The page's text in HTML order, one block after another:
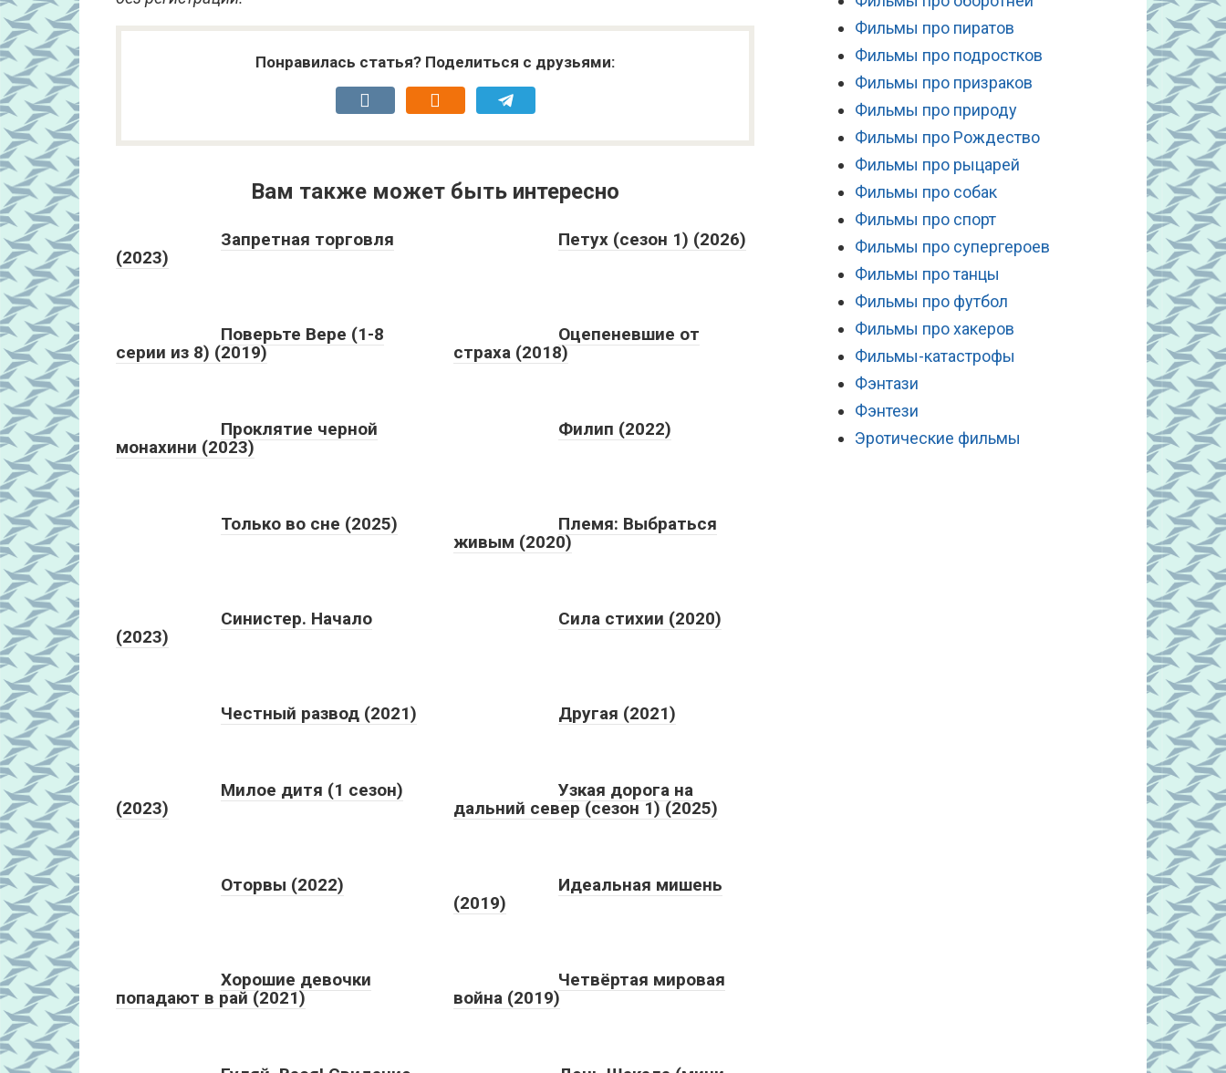
Понравилась статья? Поделиться с друзьями:
Вам также может быть интересно
Запретная торговля
(2023)
Петух (сезон 1) (2026)
Поверьте Вере (1-8
серии из 8) (2019)
Оцепеневшие от
страха (2018)
Проклятие черной
монахини (2023)
Филип (2022)
Только во сне (2025)
Племя: Выбраться
живым (2020)
Синистер. Начало
(2023)
Сила стихии (2020)
Честный развод (2021) Другая (2021)
Милое дитя (1 сезон)
(2023)
Узкая дорога на
дальний север (сезон 1) (2025)
Оторвы (2022)
Идеальная мишень
(2019)
Хорошие девочки
попадают в рай (2021)
Четвёртая мировая
война (2019)
Фильмы про пиратов
Фильмы про подростков
Фильмы про призраков
Фильмы про природу
Фильмы про Рождество
Фильмы про рыцарей
Фильмы про собак
Фильмы про спорт
Фильмы про супергероев
Фильмы про танцы
Фильмы про футбол
Фильмы про хакеров
Фильмы-катастрофы
Фэнтази
Фэнтези
Эротические фильмы